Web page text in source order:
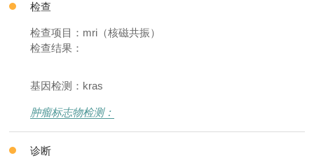
检查
检查项目：mri（核磁共振）
检查结果：
基因检测：kras
肿瘤标志物检测：
诊断